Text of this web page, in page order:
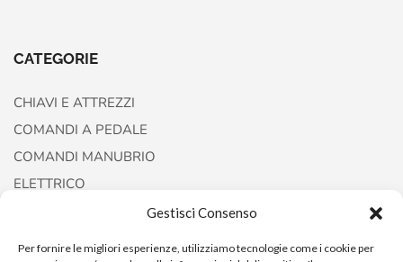
Gestisci Consenso
Per fornire le migliori esperienze, utilizziamo tecnologie come i cookie per
CATEGORIE
CHIAVI E ATTREZZI
COMANDI A PEDALE
COMANDI MANUBRIO
ELETTRICO
FORCELLE E AMMORTIZZATORI